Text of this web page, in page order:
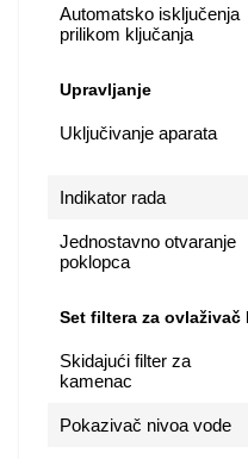
Automatsko isključenja
prilikom ključanja
Upravljanje
Uključivanje aparata
Indikator rada
Jednostavno otvaranje
poklopca
Set filtera za ovlaživač
Skidajući filter za
kamenac
Pokazivač nivoa vode